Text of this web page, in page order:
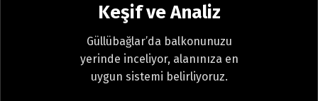
Keşif ve Analiz
Güllübağlar’da balkonunuzu
yerinde inceliyor, alanınıza en
uygun sistemi belirliyoruz.